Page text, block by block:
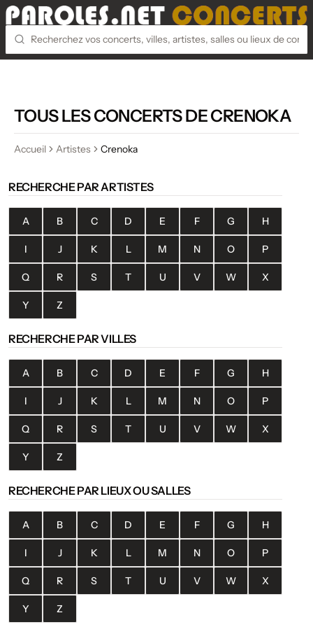
TOUS LES CONCERTS DE CRENOKA
Accueil Artistes Crenoka
RECHERCHE PAR ARTISTES
A B C D E F G H
I J K L M N O P
Q R S T U V W X
Y Z
RECHERCHE PAR VILLES
A B C D E F G H
I J K L M N O P
Q R S T U V W X
Y Z
RECHERCHE PAR LIEUX OU SALLES
A B C D E F G H
I J K L M N O P
Q R S T U V W X
Y Z